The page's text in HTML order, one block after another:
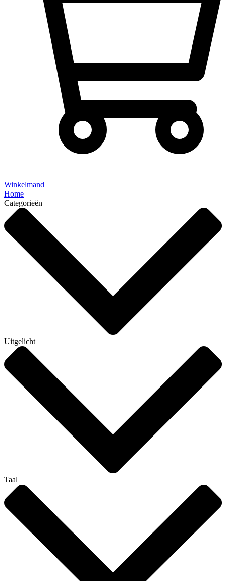
Winkelmand
Home
Categorieën
Uitgelicht
Taal